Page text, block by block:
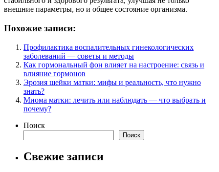
внешние параметры, но и общее состояние организма.
Похожие записи:
Профилактика воспалительных гинекологических
заболеваний — советы и методы
Как гормональный фон влияет на настроение: связь и
влияние гормонов
Эрозия шейки матки: мифы и реальность, что нужно
знать?
Миома матки: лечить или наблюдать — что выбрать и
почему?
Поиск
Поиск
Свежие записи